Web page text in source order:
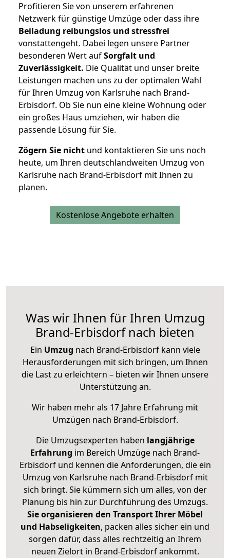
Profitieren Sie von unserem erfahrenen
Netzwerk für günstige Umzüge oder dass ihre
Beiladung reibungslos und stressfrei
vonstattengeht. Dabei legen unsere Partner
besonderen Wert aufSorgfalt und
Zuverlässigkeit. Die Qualität und unser breite
Leistungen machen uns zu der optimalen Wahl
für Ihren Umzug von Karlsruhe nach Brand-
Erbisdorf. Ob Sie nun eine kleine Wohnung oder
ein großes Haus umziehen, wir haben die
passende Lösung für Sie.
Zögern Sie nicht und kontaktieren Sie uns noch
heute, um Ihren deutschlandweiten Umzug von
Karlsruhe nach Brand-Erbisdorf mit Ihnen zu
planen.
Kostenlose Angebote erhalten
Was wir Ihnen für Ihren Umzug
Brand-Erbisdorf nach bieten
Ein Umzug nach Brand-Erbisdorf kann viele
Herausforderungen mit sich bringen, um Ihnen
die Last zu erleichtern – bieten wir Ihnen unsere
Unterstützung an.
Wir haben mehr als 17 Jahre Erfahrung mit
Umzügen nach Brand-Erbisdorf.
Die Umzugsexperten haben langjährige
Erfahrung im Bereich Umzüge nach Brand-
Erbisdorf und kennen die Anforderungen, die ein
Umzug von Karlsruhe nach Brand-Erbisdorf mit
sich bringt. Sie kümmern sich um alles, von der
Planung bis hin zur Durchführung des Umzugs.
Sie organisieren den Transport Ihrer Möbel
und Habseligkeiten, packen alles sicher ein und
sorgen dafür, dass alles rechtzeitig an Ihrem
neuen Zielort in Brand-Erbisdorf ankommt.